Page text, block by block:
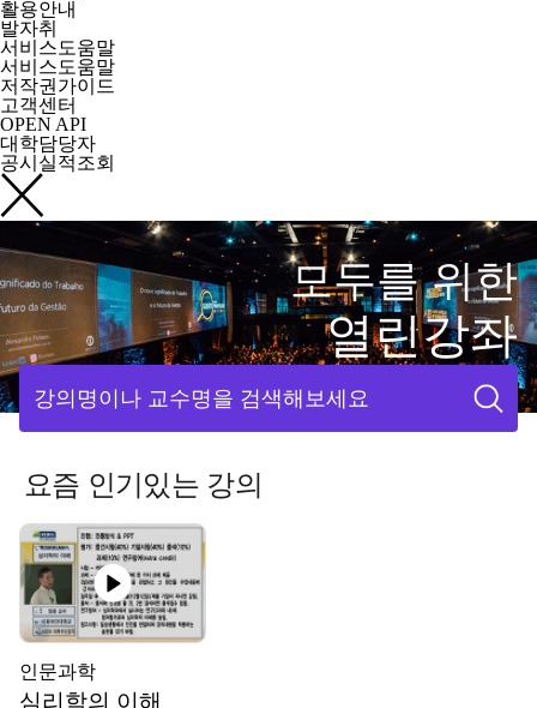
활용안내
발자취
서비스도움말
서비스도움말
저작권가이드
고객센터
OPEN API
대학담당자
공시실적조회
모두를 위한
열린강좌
강의명이나 교수명을 검색해보세요
요즘 인기있는 강의
인문과학
심리학의 이해